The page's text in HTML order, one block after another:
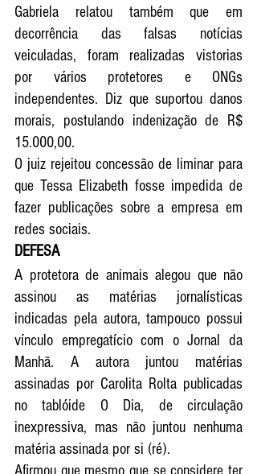
Gabriela relatou também que em
decorrência das falsas notícias
veiculadas, foram realizadas vistorias
por vários protetores e ONGs
independentes. Diz que suportou danos
morais, postulando indenização de R$
15.000,00.
O juiz rejeitou concessão de liminar para
que Tessa Elizabeth fosse impedida de
fazer publicações sobre a empresa em
redes sociais.
DEFESA
A protetora de animais alegou que não
assinou as matérias jornalísticas
indicadas pela autora, tampouco possui
vínculo empregatício com o Jornal da
Manhã. A autora juntou matérias
assinadas por Carolita Rolta publicadas
no tablóide O Dia, de circulação
inexpressiva, mas não juntou nenhuma
matéria assinada por si (ré).
Afirmou que mesmo que se considere ter